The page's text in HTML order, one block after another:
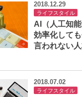
2018.12.29
ライフスタイル
AI（人工知
効率化して
言われない
2018.07.02
ライフスタイル